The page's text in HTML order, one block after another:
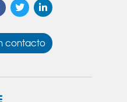
contacto